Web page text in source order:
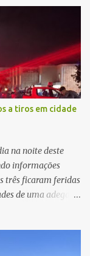
estacionou o
trancadas,
do local por
constatou
realizou buscas
o veículo.
10 anos
um forte ruído,
que o veículo
e, segundo a
a tiros em cidade
na noite deste
informações
três ficaram feridas
de uma adega. O